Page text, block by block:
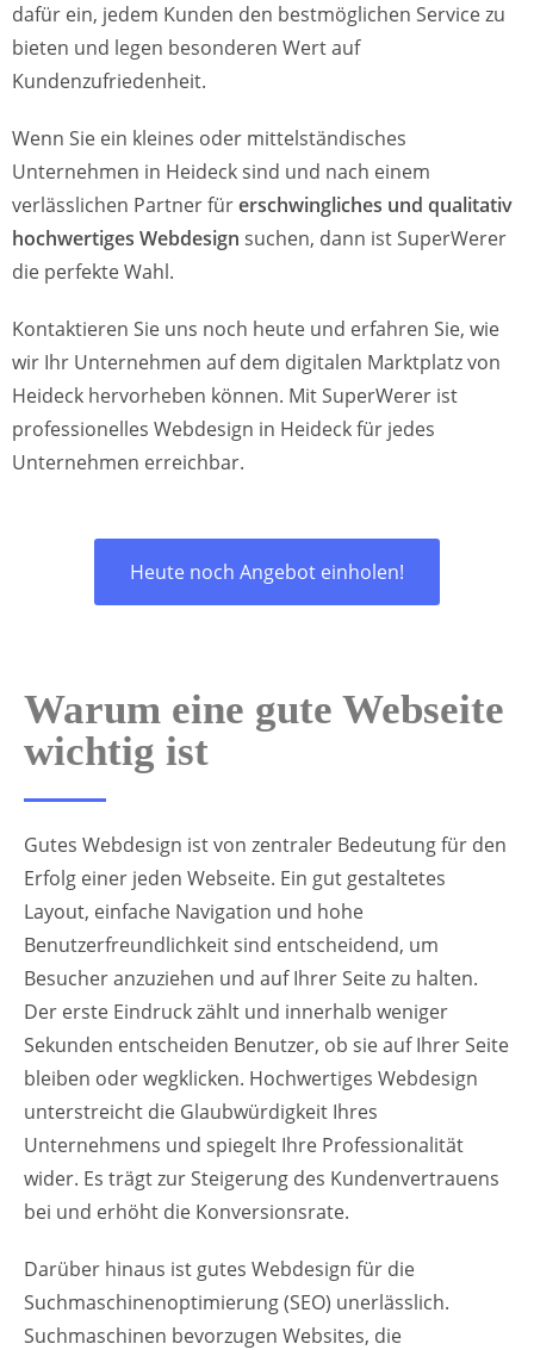
dafür ein, jedem Kunden den bestmöglichen Service zu
bieten und legen besonderen Wert auf
Kundenzufriedenheit.
Wenn Sie ein kleines oder mittelständisches
Unternehmen in Heideck sind und nach einem
verlässlichen Partner fürerschwingliches und qualitativ
hochwertiges Webdesign suchen, dann ist SuperWerer
die perfekte Wahl.
Kontaktieren Sie uns noch heute und erfahren Sie, wie
wir Ihr Unternehmen auf dem digitalen Marktplatz von
Heideck hervorheben können. Mit SuperWerer ist
professionelles Webdesign in Heideck für jedes
Unternehmen erreichbar.
Heute noch Angebot einholen!
Warum eine gute Webseite
wichtig ist
Gutes Webdesign ist von zentraler Bedeutung für den
Erfolg einer jeden Webseite. Ein gut gestaltetes
Layout, einfache Navigation und hohe
Benutzerfreundlichkeit sind entscheidend, um
Besucher anzuziehen und auf Ihrer Seite zu halten.
Der erste Eindruck zählt und innerhalb weniger
Sekunden entscheiden Benutzer, ob sie auf Ihrer Seite
bleiben oder wegklicken. Hochwertiges Webdesign
unterstreicht die Glaubwürdigkeit Ihres
Unternehmens und spiegelt Ihre Professionalität
wider. Es trägt zur Steigerung des Kundenvertrauens
bei und erhöht die Konversionsrate.
Darüber hinaus ist gutes Webdesign für die
Suchmaschinenoptimierung (SEO) unerlässlich.
Suchmaschinen bevorzugen Websites, die